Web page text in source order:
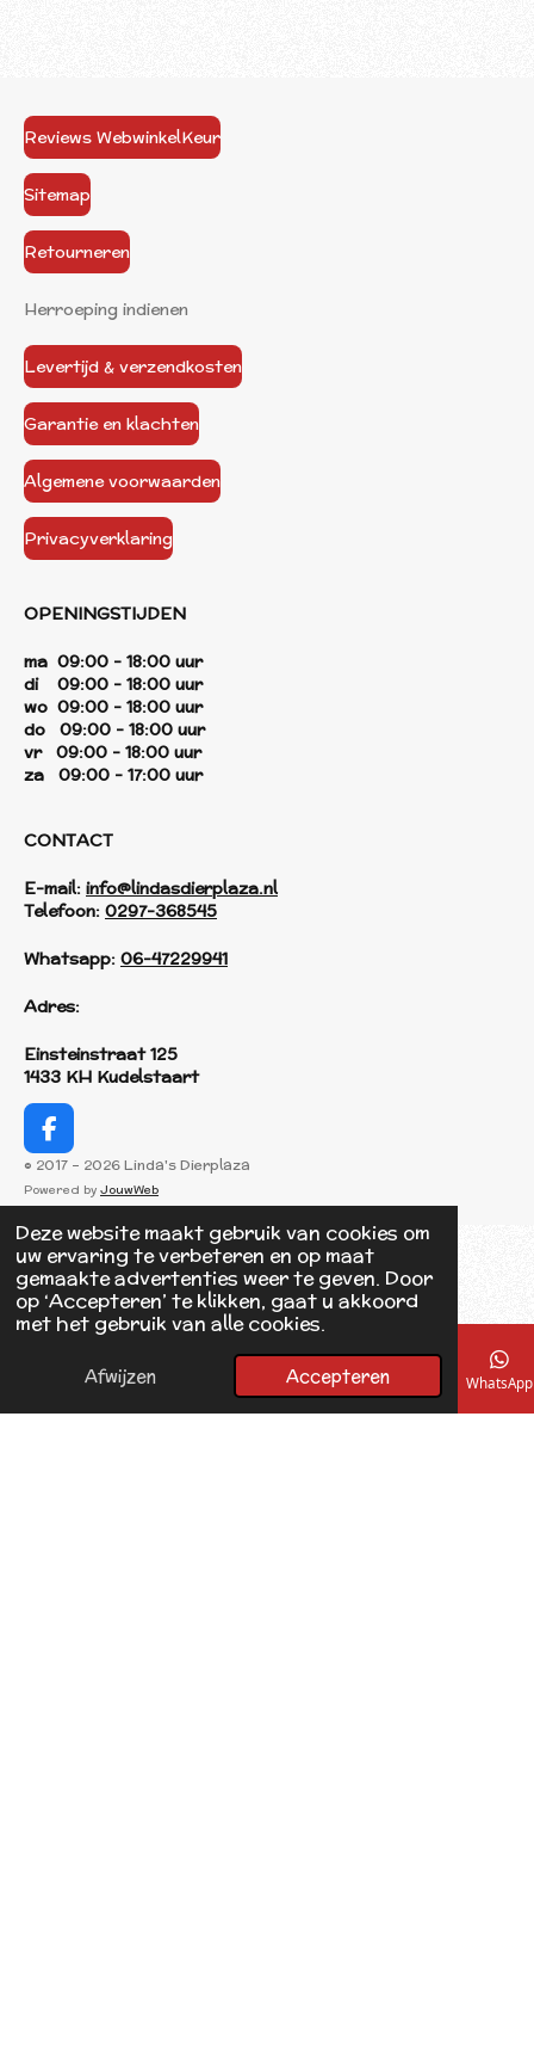
Deze website maakt gebruik van cookies om
uw ervaring te verbeteren en op maat
gemaakte advertenties weer te geven. Door
op ‘Accepteren’ te klikken, gaat u akkoord
met het gebruik van alle cookies.
Afwijzen Accepteren
Reviews WebwinkelKeur
Sitemap
Retourneren
Herroeping indienen
Levertijd & verzendkosten
Garantie en klachten
Algemene voorwaarden
Privacyverklaring
OPENINGSTIJDEN
ma 09:00 - 18:00 uur
di 09:00 - 18:00 uur
wo 09:00 - 18:00 uur
do 09:00 - 18:00 uur
vr 09:00 - 18:00 uur
za 09:00 - 17:00 uur
CONTACT
E-mail: info@lindasdierplaza.nl
Telefoon: 0297-368545
Whatsapp: 06-47229941
Adres:
Einsteinstraat 125
1433 KH Kudelstaart
F
a
c
e
b
o
o
k
© 2017 - 2026 Linda's Dierplaza
Powered by JouwWeb
E-mailadres Telefoonnummer Kaart Facebook WhatsApp